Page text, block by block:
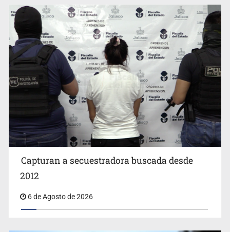
Critican inoperancia de la ASEJ para recuperar fondos
públicos
Cae ex mando por agresión a ex pareja y procesan a
agente por abuso a menor
Capturan a secuestradora buscada desde
2012
6 de Agosto de 2026